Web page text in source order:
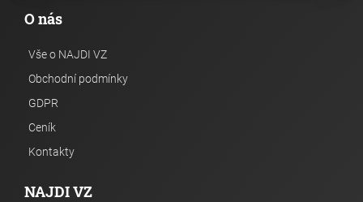
O nás
Vše o NAJDI VZ
Obchodní podmínky
GDPR
Ceník
Kontakty
NAJDI VZ